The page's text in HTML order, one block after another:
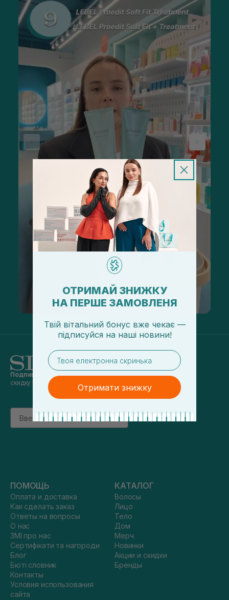
Подпишись на наши новостии получай
скидку 5% на первый заказ
Email
підписатись
ПОМОЩЬ
Оплата и доставка
Как сделать заказ
Ответы на вопросы
О нас
ЗМІ про нас
Сертифікати та нагороди
Блог
Бюті словник
Контакты
Условия использования
сайта
КАТАЛОГ
Волосы
Лицо
Тело
Дом
Мерч
Новинки
Акции и скидки
Бренды
ОТРИМАЙ ЗНИЖКУ
НА ПЕРШЕ ЗАМОВЛЕНЯ
Твій вітальний бонус вже чекає —
підписуйся на наші новини!
email
Отримати знижку